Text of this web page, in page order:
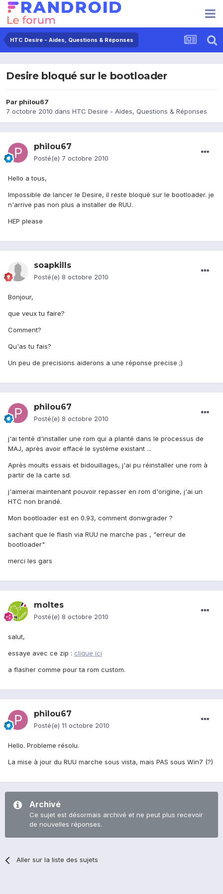
HTC Desire - Aides, Questions & Réponses
Desire bloqué sur le bootloader
Par philou67
7 octobre 2010 dans HTC Desire - Aides, Questions & Réponses
philou67
Posté(e) 7 octobre 2010
Hello a tous,
Impossible de lancer le Desire, il reste bloqué sur le bootloader. je
n'arrive pas non plus a installer de RUU.
HEP please
soapkills
Posté(e) 8 octobre 2010
Bonjour,
que veux tu faire?
Comment?
Qu'as tu fais?
Un peu de precisions aiderons a une réponse precise ;)
philou67
Posté(e) 8 octobre 2010
j'ai tenté d'installer une rom qui a planté dans le processus de
MAJ, après avoir effacé le système existant ...
Après moults essais et bidouillages, j'ai pu réinstaller une rom à
partir de la carte sd.
j'aimerai maintenant pouvoir repasser en rom d'origine, j'ai un
HTC non brandé.
Mon bootloader est en 0.93, comment donwgrader ?
sachant que le flash via RUU ne marche pas , "erreur de
bootloader"
merci les gars
moltes
Posté(e) 8 octobre 2010
salut,
essaye avec ce zip : clique ici
a flasher comme pour ta rom custom.
philou67
Posté(e) 11 octobre 2010
Hello. Probleme résolu.
La mise à jour du RUU marche sous vista, mais PAS sous Win7 (?)
Archivé
Ce sujet est désormais archivé et ne peut plus recevoir
de nouvelles réponses.
Aller sur la liste des sujets